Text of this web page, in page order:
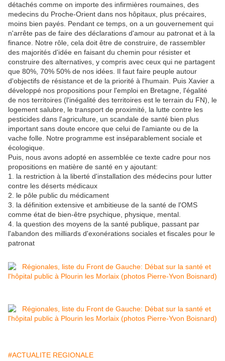
détachés comme on importe des infirmières roumaines, des
medecins du Proche-Orient dans nos hôpitaux, plus précaires,
moins bien payés. Pendant ce temps, on a un gouvernement qui
n'arrête pas de faire des déclarations d'amour au patronat et à la
finance. Notre rôle, cela doit être de construire, de rassembler
des majorités d'idée en faisant du chemin pour résister et
construire des alternatives, y compris avec ceux qui ne partagent
que 80%, 70% 50% de nos idées. Il faut faire peuple autour
d'objectifs de résistance et de la priorité à l'humain. Puis Xavier a
développé nos propositions pour l'emploi en Bretagne, l'égalité
de nos territoires (l'inégalité des territoires est le terrain du FN), le
logement salubre, le transport de proximité, la lutte contre les
pesticides dans l'agriculture, un scandale de santé bien plus
important sans doute encore que celui de l'amiante ou de la
vache folle. Notre programme est inséparablement sociale et
écologique.
Puis, nous avons adopté en assemblée ce texte cadre pour nos
propositions en matière de santé en y ajoutant:
1. la restriction à la liberté d'installation des médecins pour lutter
contre les déserts médicaux
2. le pôle public du médicament
3. la définition extensive et ambitieuse de la santé de l'OMS
comme état de bien-être psychique, physique, mental.
4. la question des moyens de la santé publique, passant par
l'abandon des milliards d'exonérations sociales et fiscales pour le
patronat
#ACTUALITE REGIONALE